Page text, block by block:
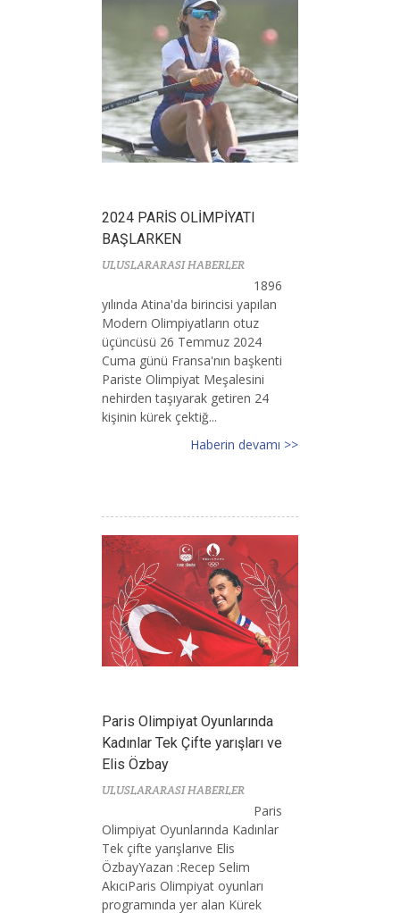
2024 PARİS OLİMPİYATI
BAŞLARKEN
ULUSLARARASI HABERLER
1896
yılında Atina'da birincisi yapılan
Modern Olimpiyatların otuz
üçüncüsü 26 Temmuz 2024
Cuma günü Fransa'nın başkenti
Pariste Olimpiyat Meşalesini
nehirden taşıyarak getiren 24
kişinin kürek çektiğ...
Haberin devamı >>
Paris Olimpiyat Oyunlarında
Kadınlar Tek Çifte yarışları ve
Elis Özbay
ULUSLARARASI HABERLER
Paris
Olimpiyat Oyunlarında Kadınlar
Tek çifte yarışlarıve Elis
ÖzbayYazan :Recep Selim
AkıcıParis Olimpiyat oyunları
programında yer alan Kürek